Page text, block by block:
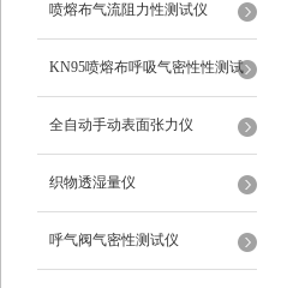
喷熔布气流阻力性测试仪
KN95喷熔布呼吸气密性性测试
仪
全自动手动表面张力仪
织物透湿量仪
呼气阀气密性测试仪